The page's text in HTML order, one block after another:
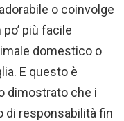
o coinvolge
più facile
domestico o
E questo è
dimostrato che i
di responsabilità fin